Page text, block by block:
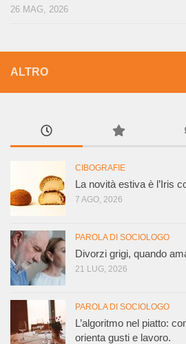
26 MAG, 2026
ALTRO
CIBOGRAFIE
La novità estiva è l’Iris
7 AGO, 2026
PAROLA DI SOCIOLOGO
Divorzi grigi, quando
21 LUG, 2026
PAROLA DI SOCIOLOGO
L’algoritmo nel piatto:
orienta gusti e lavoro.